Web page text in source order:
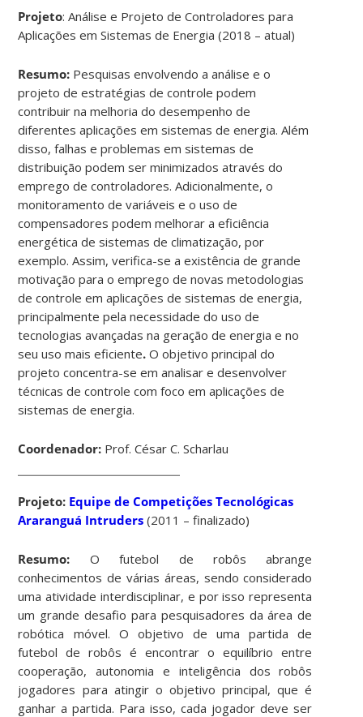
Projeto: Análise e Projeto de Controladores para
Aplicações em Sistemas de Energia (2018 – atual)
Resumo: Pesquisas envolvendo a análise e o
projeto de estratégias de controle podem
contribuir na melhoria do desempenho de
diferentes aplicações em sistemas de energia. Além
disso, falhas e problemas em sistemas de
distribuição podem ser minimizados através do
emprego de controladores. Adicionalmente, o
monitoramento de variáveis e o uso de
compensadores podem melhorar a eficiência
energética de sistemas de climatização, por
exemplo. Assim, verifica-se a existência de grande
motivação para o emprego de novas metodologias
de controle em aplicações de sistemas de energia,
principalmente pela necessidade do uso de
tecnologias avançadas na geração de energia e no
seu uso mais eficiente.O objetivo principal do
projeto concentra-se em analisar e desenvolver
técnicas de controle com foco em aplicações de
sistemas de energia.
Coordenador: Prof. César C. Scharlau
Projeto: Equipe de Competições Tecnológicas
Araranguá Intruders (2011 – finalizado)
Resumo: O futebol de robôs abrange
conhecimentos de várias áreas, sendo considerado
uma atividade interdisciplinar, e por isso representa
um grande desafio para pesquisadores da área de
robótica móvel. O objetivo de uma partida de
futebol de robôs é encontrar o equilíbrio entre
cooperação, autonomia e inteligência dos robôs
jogadores para atingir o objetivo principal, que é
ganhar a partida. Para isso, cada jogador deve ser